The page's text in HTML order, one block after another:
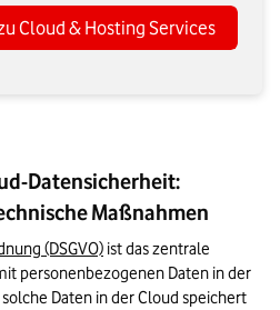
Cloud & Hosting Services
Datensicherheit:
Maßnahmen
(DSGVO) ist das zentrale
personenbezogenen Daten in der
Daten in der Cloud speichert